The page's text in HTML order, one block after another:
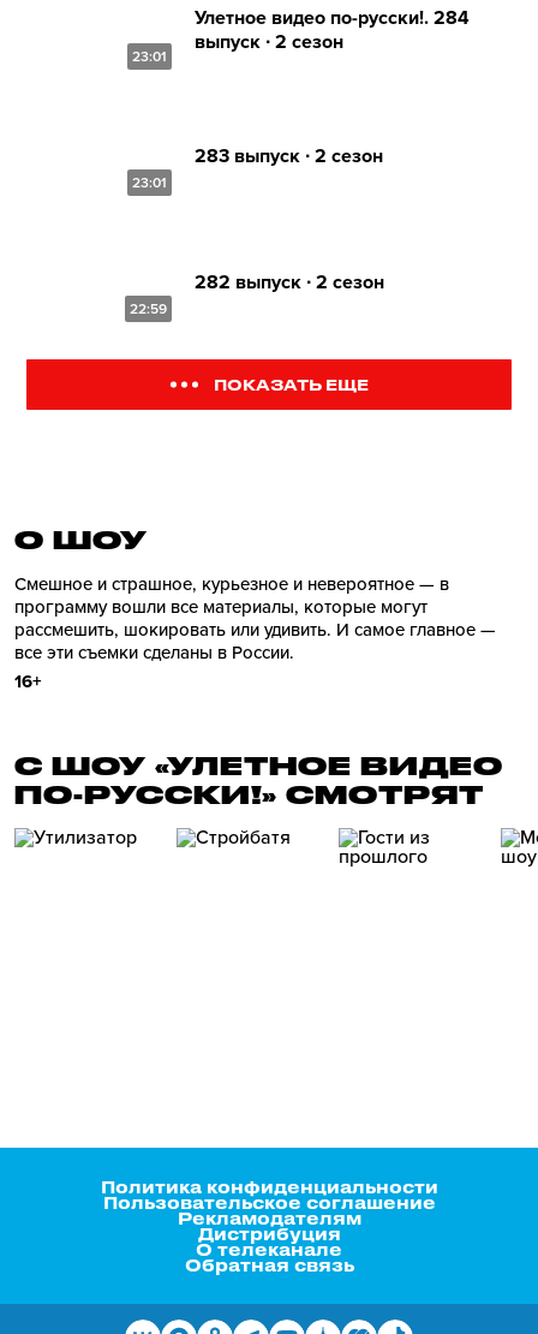
23:01
Улетное видео по-русски!. 284
выпуск ∙ 2 сезон
23:01
283 выпуск ∙ 2 сезон
22:59
282 выпуск ∙ 2 сезон
ПОКАЗАТЬ ЕЩЕ
О ШОУ
Смешное и страшное, курьезное и невероятное — в
программу вошли все материалы, которые могут
рассмешить, шокировать или удивить. И самое главное —
все эти съемки сделаны в России.
16+
С ШОУ «УЛЕТНОЕ ВИДЕО
ПО-РУССКИ!» СМОТРЯТ
Политика конфиденциальности
Пользовательское соглашение
Рекламодателям
Дистрибуция
О телеканале
Обратная связь